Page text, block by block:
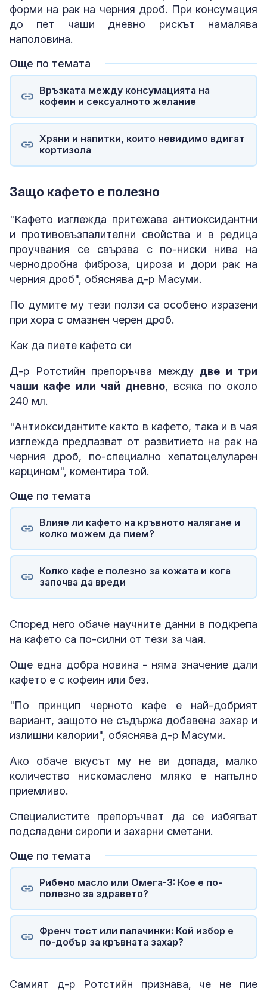
форми на рак на черния дроб. При консумация
до пет чаши дневно рискът намалява
наполовина.
Още по темата
Връзката между консумацията на
кофеин и сексуалното желание
Храни и напитки, които невидимо вдигат
кортизола
Защо кафето е полезно
"Кафето изглежда притежава антиоксидантни
и противовъзпалителни свойства и в редица
проучвания се свързва с по-ниски нива на
чернодробна фиброза, цироза и дори рак на
черния дроб", обяснява д-р Масуми.
По думите му тези ползи са особено изразени
при хора с омазнен черен дроб.
Как да пиете кафето си
Д-р Ротстийн препоръчва между две и три
чаши кафе или чай дневно, всяка по около
240 мл.
"Антиоксидантите както в кафето, така и в чая
изглежда предпазват от развитието на рак на
черния дроб, по-специално хепатоцелуларен
карцином", коментира той.
Още по темата
Влияе ли кафето на кръвното налягане и
колко можем да пием?
Колко кафе е полезно за кожата и кога
започва да вреди
Според него обаче научните данни в подкрепа
на кафето са по-силни от тези за чая.
Още една добра новина - няма значение дали
кафето е с кофеин или без.
"По принцип черното кафе е най-добрият
вариант, защото не съдържа добавена захар и
излишни калории", обяснява д-р Масуми.
Ако обаче вкусът му не ви допада, малко
количество нискомаслено мляко е напълно
приемливо.
Специалистите препоръчват да се избягват
подсладени сиропи и захарни сметани.
Още по темата
Рибено масло или Омега-3: Кое е по-
полезно за здравето?
Френч тост или палачинки: Кой избор е
по-добър за кръвната захар?
Самият д-р Ротстийн признава, че не пие